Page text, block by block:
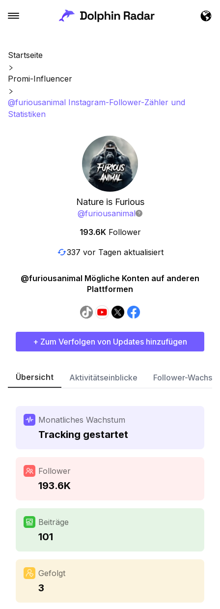
Startseite
Promi-Influencer
@furiousanimal Instagram-Follower-Zähler und
Statistiken
Nature is Furious
@furiousanimal
193.6K Follower
337 vor Tagen aktualisiert
@furiousanimal Mögliche Konten auf anderen
Plattformen
+ Zum Verfolgen von Updates hinzufügen
Übersicht Aktivitätseinblicke Follower-
Monatliches Wachstum
Tracking gestartet
Follower
193.6K
Beiträge
101
Gefolgt
3